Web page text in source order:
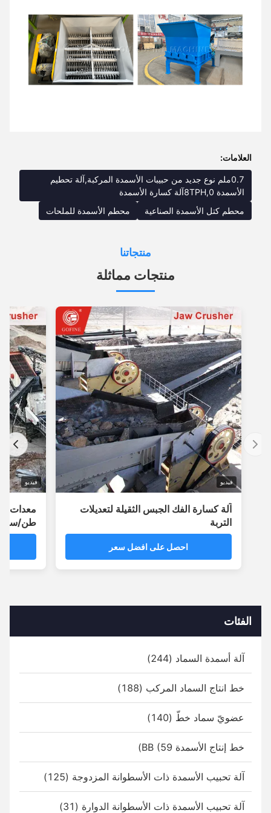
العلامات:
0.7ملم نوع جديد من حبيبات الأسمدة المركبة,آلة تحطيم
الأسمدة 8TPH,0آلة كسارة الأسمدة
محطم كتل الأسمدة الصناعية
محطم الأسمدة للملحات
منتجاتنا
منتجات مماثلة
آلة كسارة الفك الجبس الثقيلة لتعديلات
التربة
احصل على افضل سعر
فيديو
طن/ساعة
الفئات
آلة أسمدة السماد (244)
خط انتاج السماد المركب (188)
عضويّ سماد خطّ (140)
خط إنتاج الأسمدة BB (59)
آلة تحبيب الأسمدة ذات الأسطوانة المزدوجة (125)
آلة تحبيب الأسمدة ذات الأسطوانة الدوارة (31)